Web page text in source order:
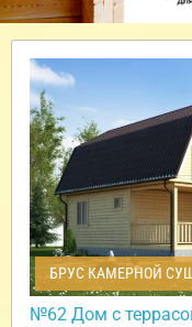
БРУС КАМЕРНОЙ
№62 Дом c